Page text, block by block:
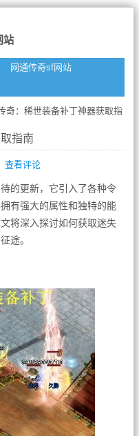
站
网通传奇sf网站
奇：稀世装备补丁神器获取指
指南
查看评论
的更新，它引入了各种令
有强大的属性和独特的能
将深入探讨如何获取迷失
途。